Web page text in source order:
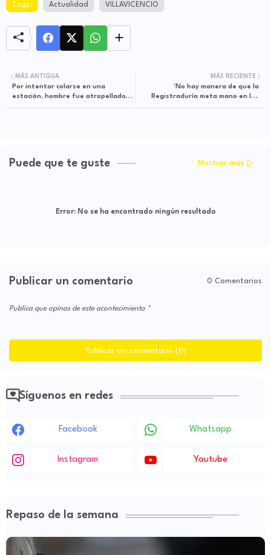
Tags: Actualidad VILLAVICENCIO
MÁS RECIENTE
‘No hay manera de que la
Registraduría meta mano en los
MÁS ANTIGUA
Por intentar colarse en una
estación, hombre fue atropellado
Puede que te guste Mostrar más
Error:No se ha encontrado ningún resultado
Publicar un comentario 0 Comentarios
Publica que opinas de este acontecimiento
Publicar un comentario (0)
Síguenos en redes
Facebook Whatsapp
Instagram Youtube
Repaso de la semana